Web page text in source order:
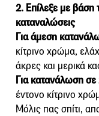
2. Επίλεξε με βάση
καταναλώσεις
Για άμεση
κίτρινο χρώμα,
άκρες και μερικά
Για κατανάλωση
έντονο κίτρινο
Μόλις πας σπίτι,